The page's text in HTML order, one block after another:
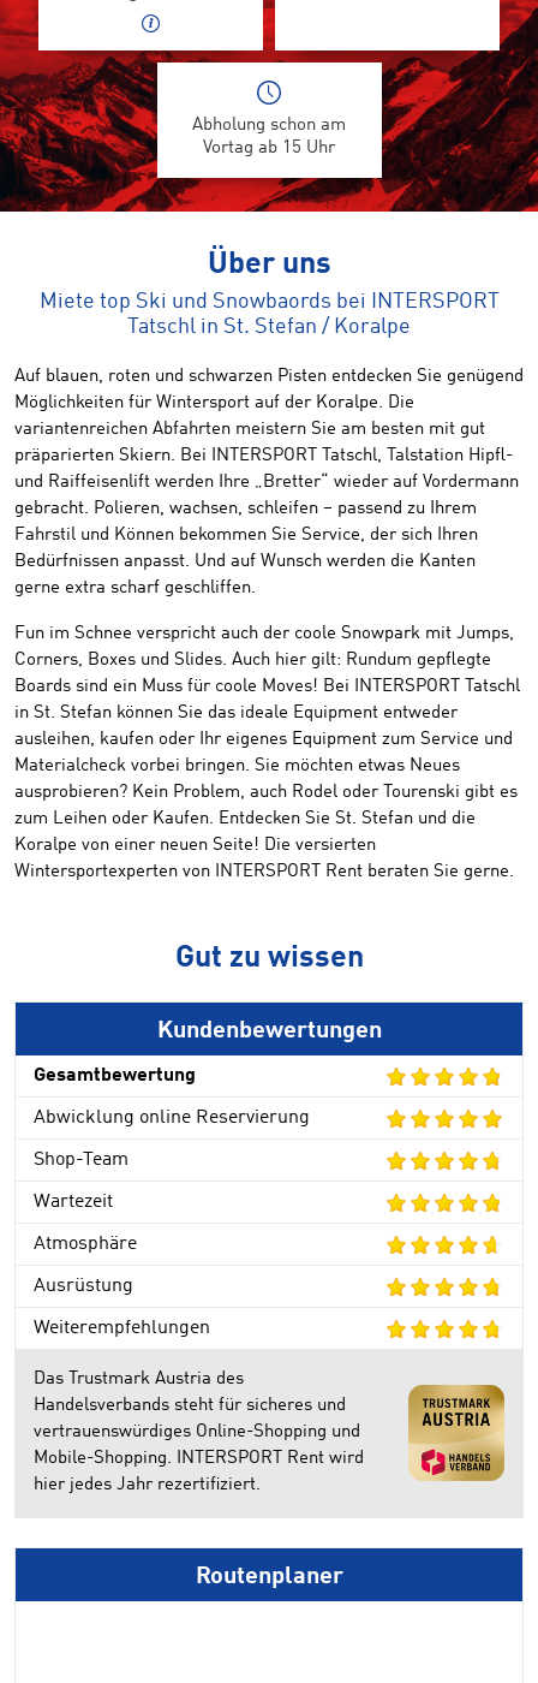
Abholung schon am
Vortag ab 15 Uhr
Über uns
Miete top Ski und Snowbaords bei INTERSPORT
Tatschl in St. Stefan / Koralpe
Auf blauen, roten und schwarzen Pisten entdecken Sie genügend
Möglichkeiten für Wintersport auf der Koralpe. Die
variantenreichen Abfahrten meistern Sie am besten mit gut
präparierten Skiern. Bei INTERSPORT Tatschl, Talstation Hipfl-
und Raiffeisenlift werden Ihre „Bretter“ wieder auf Vordermann
gebracht. Polieren, wachsen, schleifen – passend zu Ihrem
Fahrstil und Können bekommen Sie Service, der sich Ihren
Bedürfnissen anpasst. Und auf Wunsch werden die Kanten
gerne extra scharf geschliffen.
Fun im Schnee verspricht auch der coole Snowpark mit Jumps,
Corners, Boxes und Slides. Auch hier gilt: Rundum gepflegte
Boards sind ein Muss für coole Moves! Bei INTERSPORT Tatschl
in St. Stefan können Sie das ideale Equipment entweder
ausleihen, kaufen oder Ihr eigenes Equipment zum Service und
Materialcheck vorbei bringen. Sie möchten etwas Neues
ausprobieren? Kein Problem, auch Rodel oder Tourenski gibt es
zum Leihen oder Kaufen. Entdecken Sie St. Stefan und die
Koralpe von einer neuen Seite! Die versierten
Wintersportexperten von INTERSPORT Rent beraten Sie gerne.
Gut zu wissen
Kundenbewertungen
Gesamtbewertung
Abwicklung online Reservierung
Shop-Team
Wartezeit
Atmosphäre
Ausrüstung
Weiterempfehlungen
Das Trustmark Austria des
Handelsverbands steht für sicheres und
vertrauenswürdiges Online-Shopping und
Mobile-Shopping. INTERSPORT Rent wird
hier jedes Jahr rezertifiziert.
Routenplaner